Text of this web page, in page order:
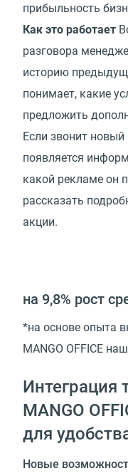
прибыльность
Как это работает
разговора
историю
понимает, какие
предложить
Если звонит новый
появляется
какой рекламе он
рассказать
акции.
на 9,8% рост
*на основе опыта
MANGO OFFICE
Интеграция
MANGO
для
Новые